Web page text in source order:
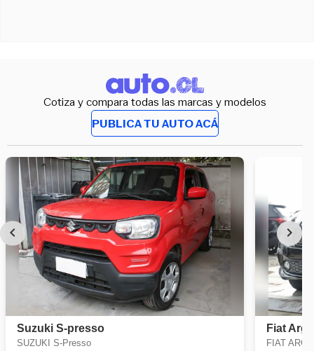
Cotiza y compara todas las marcas y modelos
PUBLICA TU AUTO ACÁ